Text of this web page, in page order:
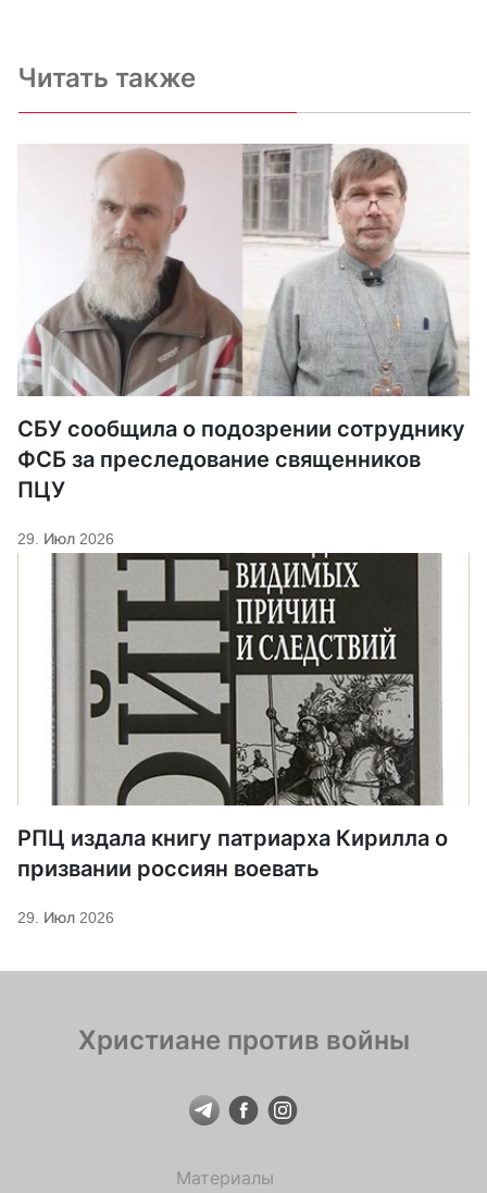
Читать также
СБУ сообщила о подозрении сотруднику
ФСБ за преследование священников
ПЦУ
29. Июл 2026
РПЦ издала книгу патриарха Кирилла о
призвании россиян воевать
29. Июл 2026
Христиане против войны
Материалы